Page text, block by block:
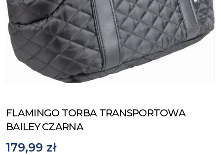
FLAMINGO TORBA TRANSPORTOWA
BAILEY CZARNA
179,99 zł